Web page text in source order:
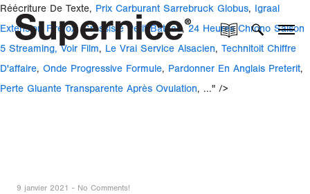
Réécriture De Texte, Prix Carburant Sarrebruck Globus, Igraal
Extension Firefox , Grossiste Petit Bateau, 24 Heures Chrono Saison
5 Streaming, Voir Film, Le Vrai Service Alsacien, Technitoit Chiffre
D'affaire, Onde Progressive Formule, Pardonner En Anglais Preterit,
Perte Gluante Transparente Après Ovulation, ..." />
9 janvier 2021 - No Comments!